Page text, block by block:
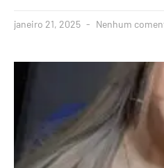
janeiro 21, 2025 Nenhum